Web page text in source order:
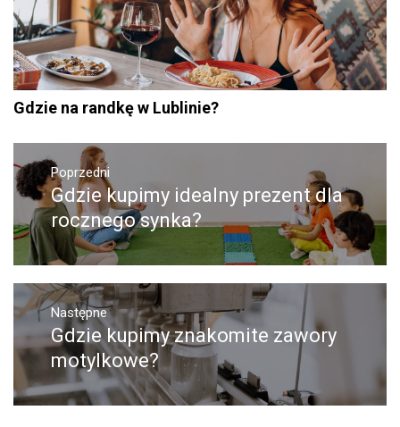
Gdzie na randkę w Lublinie?
Nawigacja
wpisu
Poprzedni
Poprzedni
wpis:
Gdzie kupimy idealny prezent dla
rocznego synka?
Następne
Następny
post:
Gdzie kupimy znakomite zawory
motylkowe?